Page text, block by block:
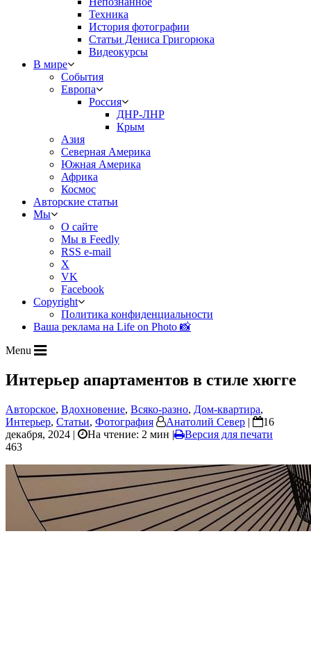
Техника
История фотографии
Статьи Дениса Григорюка
Видеокурсы
В мире
События
Европа
Россия
ДНР-ЛНР
Крым
Азия
Северная Америка
Южная Америка
Африка
Космос
Авторские статьи
Мы
О сайте
Мы в Feedly
RSS e-mail
X
VK
Facebook
Copyright
Политика конфиденциальности
Ваша реклама на Life on Photo 📸
Menu
Интерьер апартаментов в стиле хюгге
Авторское, Вдохновение, Всяко-разно, Дом-квартира,
Интерьер, Статьи, Фотография Анатолий Север |
16
декабря, 2024 |
На чтение: 2 мин |
Версия для печати
463